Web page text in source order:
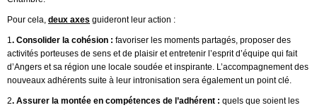
Pour cela, deux axes guideront leur action :
1. Consolider la cohésion : favoriser les moments partagés, proposer des
activités porteuses de sens et de plaisir et entretenir l’esprit d’équipe qui fait
d’Angers et sa région une locale soudée et inspirante. L’accompagnement des
nouveaux adhérents suite à leur intronisation sera également un point clé.
2. Assurer la montée en compétences de l’adhérent : quels que soient les